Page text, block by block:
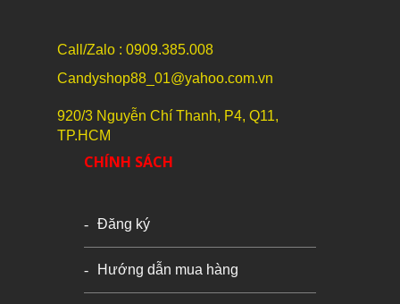
Call/Zalo : 0909.385.008
Candyshop88_01@yahoo.com.vn
920/3 Nguyễn Chí Thanh, P4, Q11,
TP.HCM
CHÍNH SÁCH
Đăng ký
Hướng dẫn mua hàng